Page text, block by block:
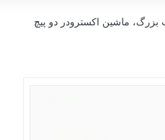
ماشین اکسترودر دو پیچ